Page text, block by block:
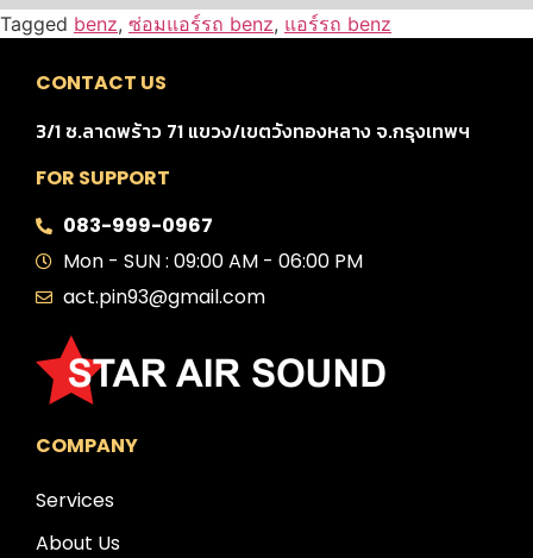
Tagged benz, ซ่อมแอร์รถ benz, แอร์รถ benz
CONTACT US
3/1 ซ.ลาดพร้าว 71 แขวง/เขตวังทองหลาง จ.กรุงเทพฯ
FOR SUPPORT
083-999-0967
Mon - SUN : 09:00 AM - 06:00 PM
act.pin93@gmail.com
COMPANY
Services
About Us